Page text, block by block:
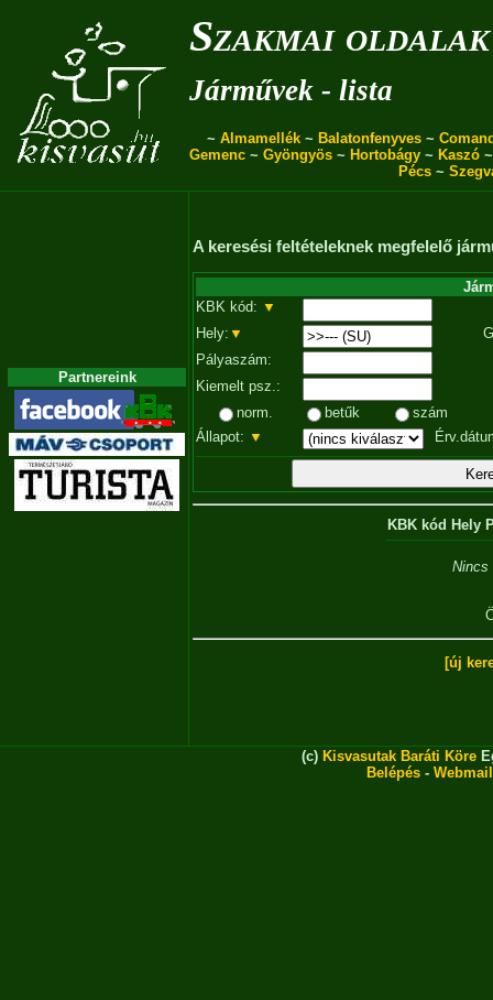
Szakmai oldalak
Járművek - lista
~ Almamellék ~ Balatonfenyves ~
Gemenc ~ Gyöngyös ~ Hortobágy ~ Kaszó
Pécs ~
Partnereink
A keresési feltételeknek megfelelő
KBK kód: ▼
Hely: ▼
Pályaszám:
Kiemelt psz.:
norm.
betűk
szám
Állapot: ▼
KBK kód Hely
Nincs
[új
(c) Kisvasutak Baráti Köre
Belépés - Webmail